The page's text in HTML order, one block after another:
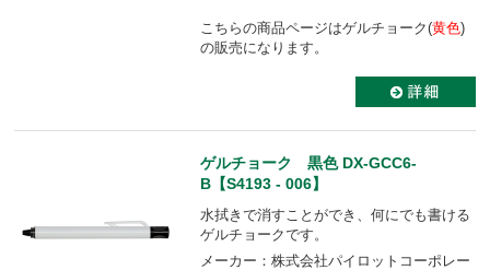
こちらの商品ページはゲルチョーク(黄色)
の販売になります。
ゲルチョーク 黒色 DX-GCC6-
B【S4193 - 006】
水拭きで消すことができ、何にでも書ける
ゲルチョークです。
メーカー：株式会社パイロットコーポレー